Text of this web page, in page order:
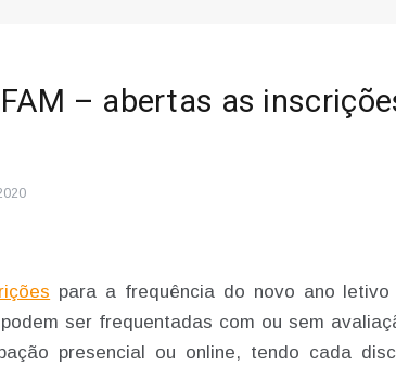
– abertas as
para a frequência do novo ano
ser frequentadas com ou sem
presencial ou online, tendo cada